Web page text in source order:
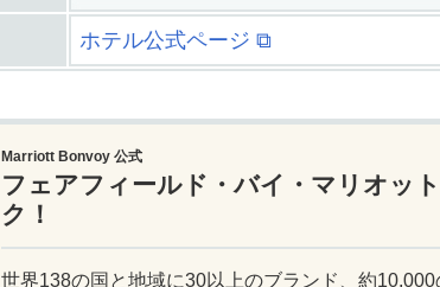
ホテル公式ページ ⧉
Marriott Bonvoy 公式
フェアフィールド・バイ・マリオッ
ク！
世界138の国と地域に30以上のブランド、約